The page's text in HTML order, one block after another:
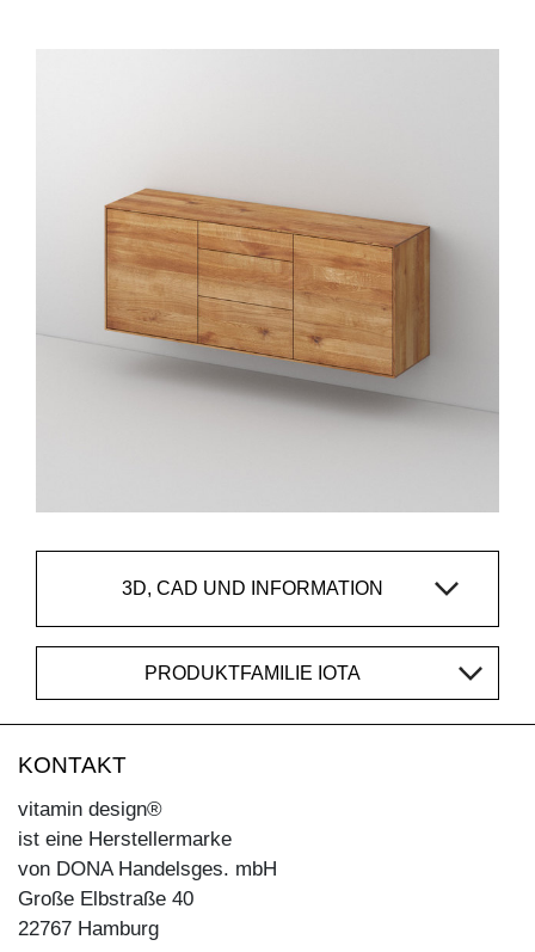
3D, CAD UND INFORMATION
PRODUKTFAMILIE IOTA
KONTAKT
vitamin design®
ist eine Herstellermarke
von DONA Handelsges. mbH
Große Elbstraße 40
22767 Hamburg